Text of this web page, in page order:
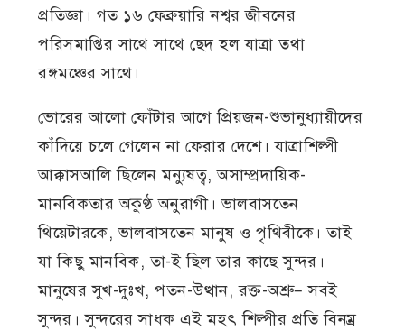
প্রতিজ্ঞা। গত ১৬ ফেব্রুয়ারি নশ্বর জীবনের
পরিসমাপ্তির সাথে সাথে ছেদ হল যাত্রা তথা
রঙ্গমঞ্চের সাথে।
ভোরের আলো ফোঁটার আগে প্রিয়জন-শুভানুধ্যায়ীদের
কাঁদিয়ে চলে গেলেন না ফেরার দেশে। যাত্রাশিল্পী
আক্কাসআলি ছিলেন মন্যুষত্ব, অসাম্প্রদায়িক-
মানবিকতার অকুণ্ঠ অনুরাগী। ভালবাসতেন
থিয়েটারকে, ভালবাসতেন মানুষ ও পৃথিবীকে। তাই
যা কিছু মানবিক, তা-ই ছিল তার কাছে সুন্দর।
মানুষের সুখ-দুঃখ, পতন-উত্থান, রক্ত-অশ্রু– সবই
সুন্দর। সুন্দরের সাধক এই মহৎ শিল্পীর প্রতি বিনম্র